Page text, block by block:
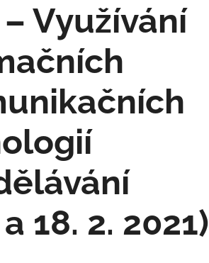
– Využívání
18. 2. 2021)